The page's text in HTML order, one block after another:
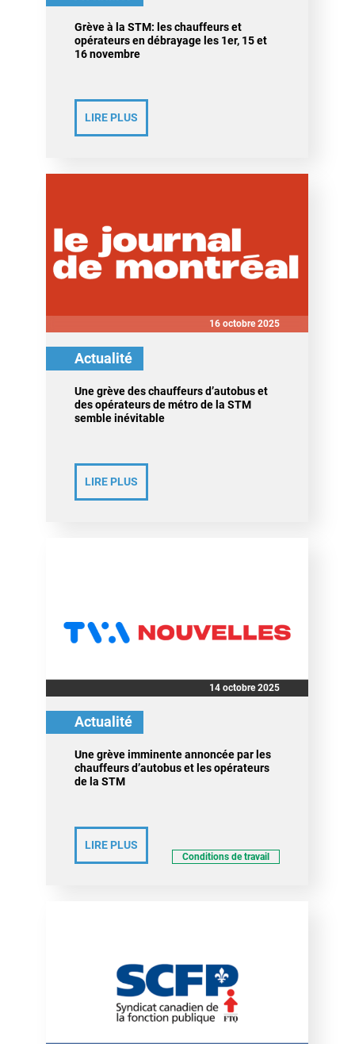
Grève à la STM: les chauffeurs et
opérateurs en débrayage les 1er, 15 et
16 novembre
LIRE PLUS
16 octobre 2025
Actualité
Une grève des chauffeurs d’autobus et
des opérateurs de métro de la STM
semble inévitable
LIRE PLUS
14 octobre 2025
Actualité
Une grève imminente annoncée par les
chauffeurs d’autobus et les opérateurs
de la STM
LIRE PLUS
Conditions de travail